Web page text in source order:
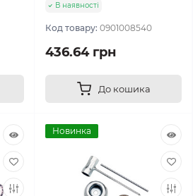
В наявності
Код товару: 0901008540
436.64 грн
До кошика
Новинка